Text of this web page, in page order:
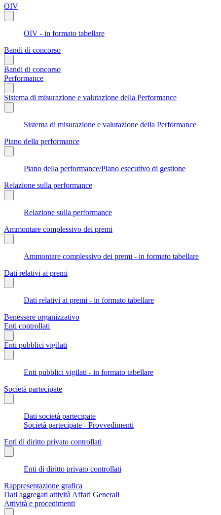
OIV
OIV - in formato tabellare
Bandi di concorso
Bandi di concorso
Performance
Sistema di misurazione e valutazione della Performance
Sistema di misurazione e valutazione della Performance
Piano della performance
Piano della performance/Piano esecutivo di gestione
Relazione sulla performance
Relazione sulla performance
Ammontare complessivo dei premi
Ammontare complessivo dei premi - in formato tabellare
Dati relativi ai premi
Dati relativi ai premi - in formato tabellare
Benessere organizzativo
Enti controllati
Enti pubblici vigilati
Enti pubblici vigilati - in formato tabellare
Società partecipate
Dati società partecipate
Società partecipate - Provvedimenti
Enti di diritto privato controllati
Enti di diritto privato controllati
Rappresentazione grafica
Dati aggregati attività Affari Generali
Attività e procedimenti